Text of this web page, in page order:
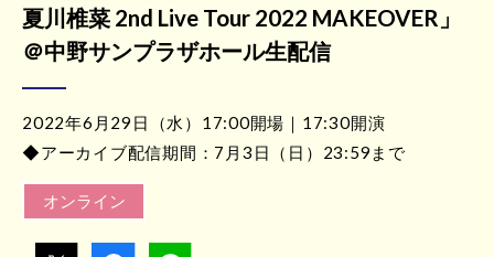
夏川椎菜 2nd Live Tour 2022 MAKEOVER」
＠中野サンプラザホール生配信
2022年6月29日（水）17:00開場｜17:30開演
◆アーカイブ配信期間：7月3日（日）23:59まで
オンライン